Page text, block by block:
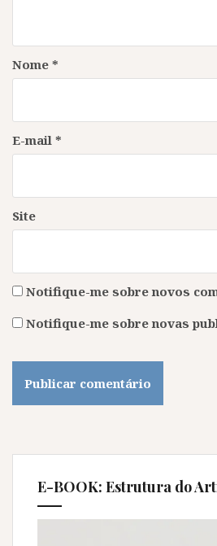
Nome *
E-mail *
Site
Notifique-me sobre novos
Notifique-me sobre novas
E-BOOK: Estrutura do